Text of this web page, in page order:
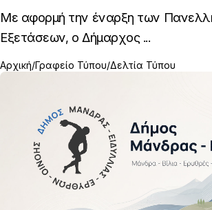
Με αφορμή την έναρξη των
Εξετάσεων, ο Δήμαρχος ...
Αρχική Γραφείο Τύπου Δελτία Τύπου